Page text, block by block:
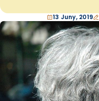
13 Juny, 2019